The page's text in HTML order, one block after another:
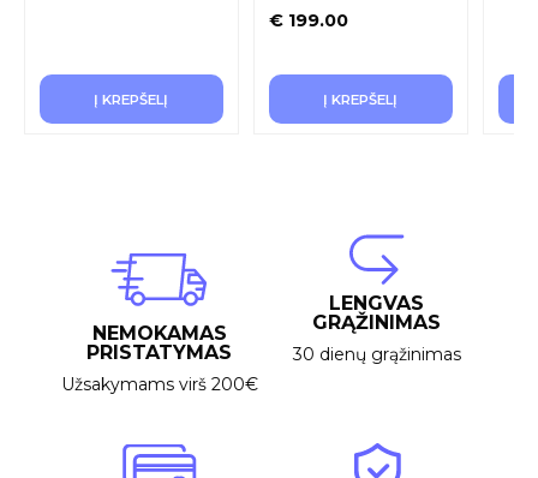
Į KREPŠELĮ
€199.00
Į KREPŠELĮ
NEMOKAMAS
PRISTATYMAS
Užsakymams virš 200€
LENGVAS
GRĄŽINIMAS
30 dienų grąžinimas